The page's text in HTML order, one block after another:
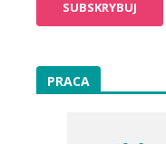
PRACA